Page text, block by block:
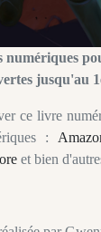
numériques
jusqu'au
ce livre
:
et bien